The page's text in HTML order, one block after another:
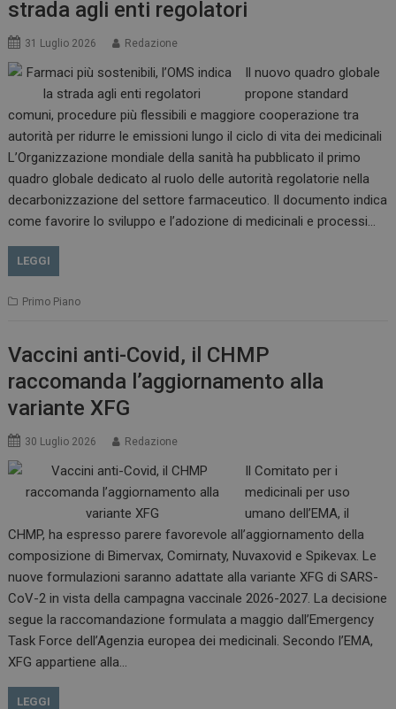
strada agli enti regolatori
31 Luglio 2026 Redazione
Il nuovo quadro globale
propone standard
comuni, procedure più flessibili e maggiore cooperazione tra
autorità per ridurre le emissioni lungo il ciclo di vita dei medicinali
L’Organizzazione mondiale della sanità ha pubblicato il primo
quadro globale dedicato al ruolo delle autorità regolatorie nella
decarbonizzazione del settore farmaceutico. Il documento indica
come favorire lo sviluppo e l’adozione di medicinali e processi…
LEGGI
Primo Piano
Vaccini anti-Covid, il CHMP
raccomanda l’aggiornamento alla
variante XFG
30 Luglio 2026 Redazione
Il Comitato per i
medicinali per uso
umano dell’EMA, il
CHMP, ha espresso parere favorevole all’aggiornamento della
composizione di Bimervax, Comirnaty, Nuvaxovid e Spikevax. Le
nuove formulazioni saranno adattate alla variante XFG di SARS-
CoV-2 in vista della campagna vaccinale 2026-2027. La decisione
segue la raccomandazione formulata a maggio dall’Emergency
Task Force dell’Agenzia europea dei medicinali. Secondo l’EMA,
XFG appartiene alla…
LEGGI
www.dailyhealthindustry.it
tracking-sites-
www.dailyhealthindustry.it
2 giorni
ARRAffinity
Microsoft Corporation
.www.dailyhealthindustry.it
Sessione